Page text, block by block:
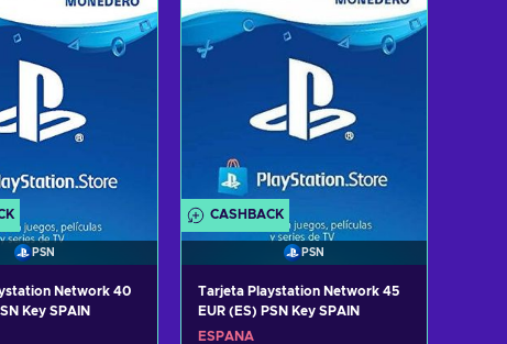
PSN
Network 40
Key SPAIN
CASHBACK
PSN
Tarjeta Playstation Network 45
EUR (ES) PSN Key SPAIN
ESPAÑA